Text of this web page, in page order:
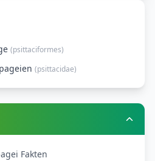
(psittaciformes)
(psittacidae)
Fakten